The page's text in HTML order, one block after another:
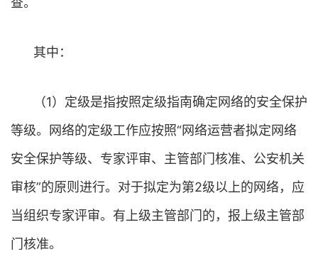
其中：
（1）定级是指按照定级指南确定网络的安全保护
等级。网络的定级工作应按照“网络运营者拟定网络
安全保护等级、专家评审、主管部门核准、公安机关
审核”的原则进行。对于拟定为第2级以上的网络，应
当组织专家评审。有上级主管部门的，报上级主管部
门核准。